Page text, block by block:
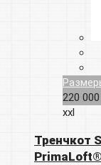
220
xxl
Тренчкот
PrimaLoft®